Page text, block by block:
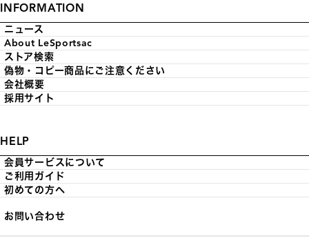
INFORMATION
ニュース
About LeSportsac
ストア検索
偽物・コピー商品にご注意ください
会社概要
採用サイト
HELP
会員サービスについて
ご利用ガイド
初めての方へ
お問い合わせ